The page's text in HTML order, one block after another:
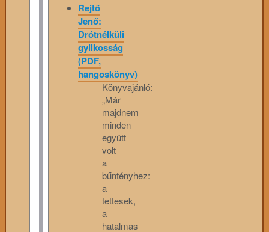
Rejtő
Jenő:
Drótnélküli
gyilkosság
(PDF,
hangoskönyv)
Könyvajánló:
„Már
majdnem
minden
együtt
volt
a
bűntényhez:
a
tettesek,
a
hatalmas